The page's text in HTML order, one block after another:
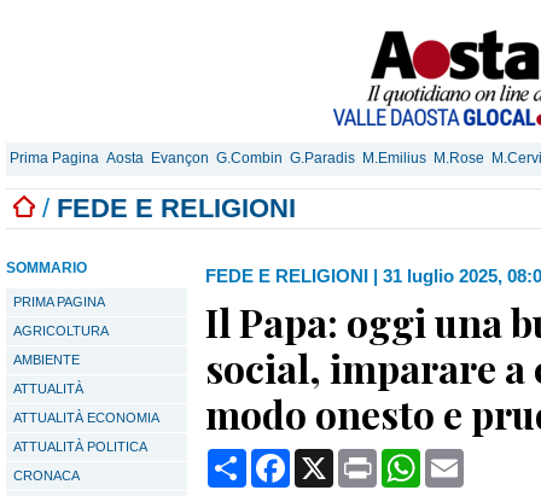
Prima Pagina Aosta Evançon G.Combin G.Paradis M.Emilius M.Rose
/ FEDE E RELIGIONI
SOMMARIO
PRIMA PAGINA
AGRICOLTURA
AMBIENTE
ATTUALITÀ
ATTUALITÀ ECONOMIA
ATTUALITÀ POLITICA
CRONACA
FEDE E RELIGIONI | 31 luglio 2025,
Il Papa: oggi una
social, imparare
modo onesto e
CondividiFacebook
X Print WhatsApp